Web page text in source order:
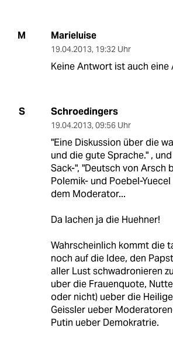
M Marieluise
19.04.2013, 19:32 Uhr
Keine Antwort ist auch eine
S Schroedingers
19.04.2013, 09:56 Uhr
"Eine Diskussion über die
und die gute Sprache." ,
Sack-", "Deutsch von Arsch
Polemik- und Poebel-
dem Moderator...
Da lachen ja die Huehner!
Wahrscheinlich kommt die
noch auf die Idee, den
aller Lust schwadronieren
uber die Frauenquote,
oder nicht) ueber die
Geissler ueber
Putin ueber Demokratrie.